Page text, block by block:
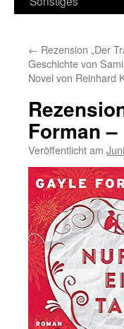
← Rezension „Der
Geschichte von
Novel von Reinhard
Forman
Veröffentlicht am